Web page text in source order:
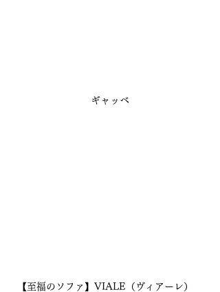
ギャッベ
【至福のソファ】VIALE（ヴィアーレ）